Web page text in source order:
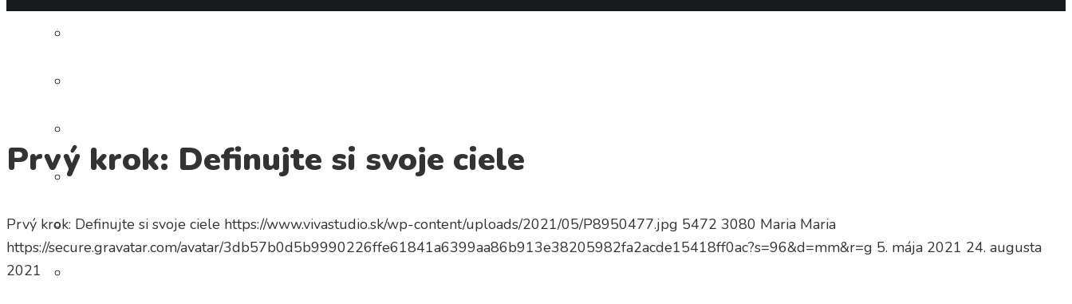
TELENÁKUP
PRODUKTOVÉ VIDEO
Prvý krok: Definujte si svoje ciele
Prvý krok: Definujte si svoje ciele https://www.vivastudio.sk/wp-content/uploads/2021/05/P8950477.jpg 5472 3080 Maria Maria
https://secure.gravatar.com/avatar/3db57b0d5b9990226ffe61841a6399aa86b913e38205982fa2acde15418ff0ac?s=96&d=mm&r=g 5. mája 2021 24. augusta
2021